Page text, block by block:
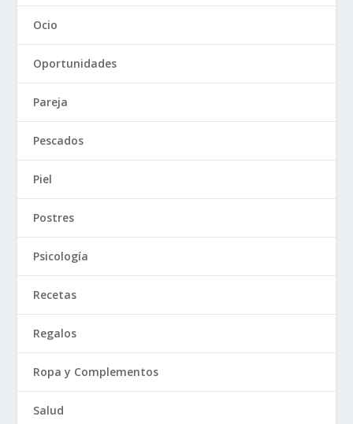
Ocio
Oportunidades
Pareja
Pescados
Piel
Postres
Psicología
Recetas
Regalos
Ropa y Complementos
Salud